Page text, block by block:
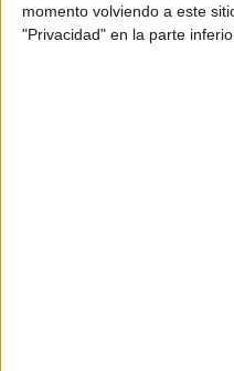
momento volviendo a este
"Privacidad" en la parte